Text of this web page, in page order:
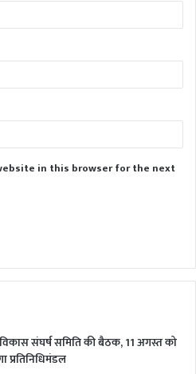
in this browser for the next
संघर्ष समिति की बैठक, 11 अगस्त को
प्रतिनिधिमंडल